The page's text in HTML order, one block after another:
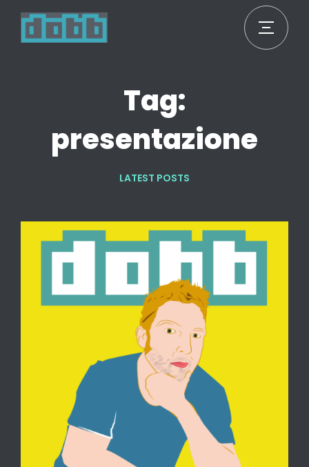
Tag:
presentazione
LATEST POSTS